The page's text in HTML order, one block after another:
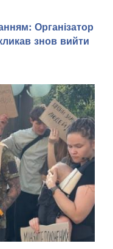
Організатор
знов вийти